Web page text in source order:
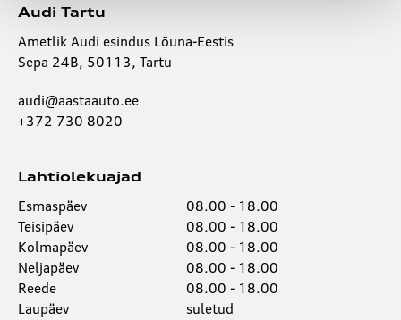
Audi Tartu
Ametlik Audi esindus Lõuna-Eestis
Sepa 24B, 50113, Tartu
audi@aastaauto.ee
+372 730 8020
Lahtiolekuajad
Esmaspäev
08.00 - 18.00
Teisipäev
08.00 - 18.00
Kolmapäev
08.00 - 18.00
Neljapäev
08.00 - 18.00
Reede
08.00 - 18.00
Laupäev
suletud